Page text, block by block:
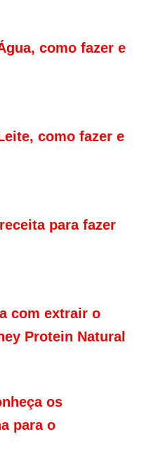
como fazer e
como fazer e
para fazer
com extrair o
Protein Natural
os
para o